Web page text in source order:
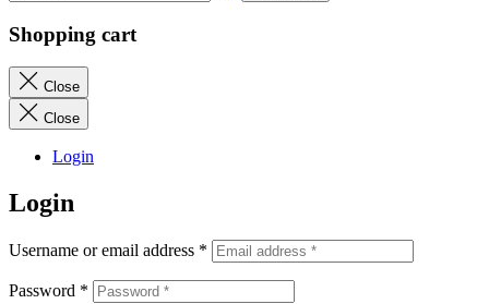
Shopping cart
Close
Close
Login
Login
Username or email address *
Password *